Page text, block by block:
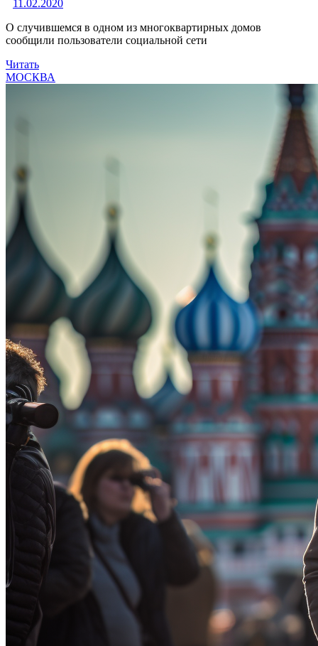
11.02.2020
О случившемся в одном из многоквартирных домов
сообщили пользователи социальной сети
Читать
МОСКВА